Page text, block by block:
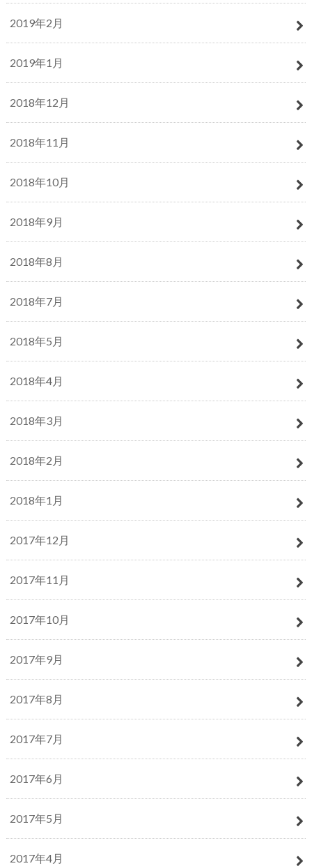
2019年2月
2019年1月
2018年12月
2018年11月
2018年10月
2018年9月
2018年8月
2018年7月
2018年5月
2018年4月
2018年3月
2018年2月
2018年1月
2017年12月
2017年11月
2017年10月
2017年9月
2017年8月
2017年7月
2017年6月
2017年5月
2017年4月